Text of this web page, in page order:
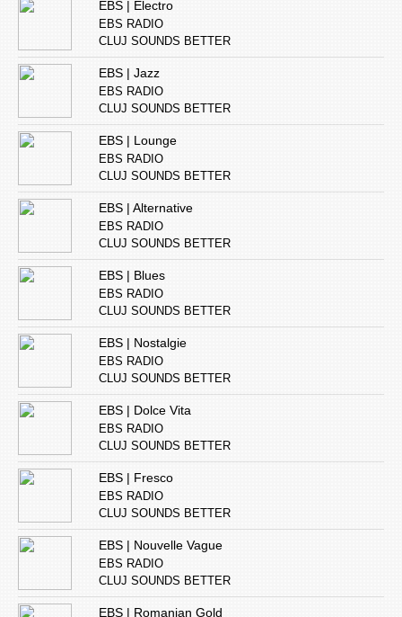
EBS | Electro
EBS RADIO
CLUJ SOUNDS BETTER
EBS | Jazz
EBS RADIO
CLUJ SOUNDS BETTER
EBS | Lounge
EBS RADIO
CLUJ SOUNDS BETTER
EBS | Alternative
EBS RADIO
CLUJ SOUNDS BETTER
EBS | Blues
EBS RADIO
CLUJ SOUNDS BETTER
EBS | Nostalgie
EBS RADIO
CLUJ SOUNDS BETTER
EBS | Dolce Vita
EBS RADIO
CLUJ SOUNDS BETTER
EBS | Fresco
EBS RADIO
CLUJ SOUNDS BETTER
EBS | Nouvelle Vague
EBS RADIO
CLUJ SOUNDS BETTER
EBS | Romanian Gold